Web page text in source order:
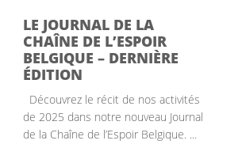
LE JOURNAL DE LA
CHAÎNE DE L’ESPOIR
BELGIQUE – DERNIÈRE
ÉDITION
Découvrez le récit de nos activités
de 2025 dans notre nouveau Journal
de la Chaîne de l’Espoir Belgique. ...